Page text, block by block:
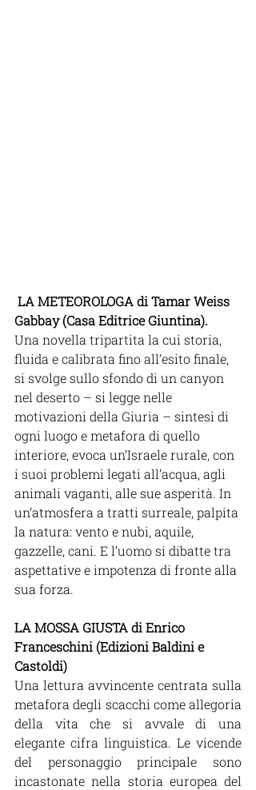
LA METEOROLOGA di Tamar Weiss
Gabbay (Casa Editrice Giuntina).
Una novella tripartita la cui storia,
fluida e calibrata fino all’esito finale,
si svolge sullo sfondo di un canyon
nel deserto – si legge nelle
motivazioni della Giuria – sintesi di
ogni luogo e metafora di quello
interiore, evoca un’Israele rurale, con
i suoi problemi legati all’acqua, agli
animali vaganti, alle sue asperità. In
un’atmosfera a tratti surreale, palpita
la natura: vento e nubi, aquile,
gazzelle, cani. E l’uomo si dibatte tra
aspettative e impotenza di fronte alla
sua forza.
LA MOSSA GIUSTA di Enrico
Franceschini (Edizioni Baldini e
Castoldi)
Una lettura avvincente centrata sulla
metafora degli scacchi come allegoria
della vita che si avvale di una
elegante cifra linguistica. Le vicende
del personaggio principale sono
incastonate nella storia europea del